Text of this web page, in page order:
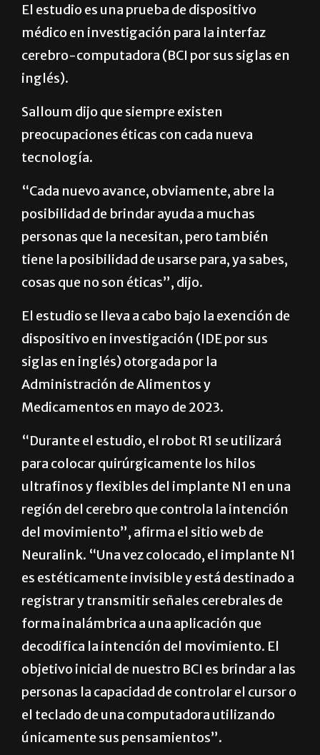
El estudio es una prueba de dispositivo
médico en investigación para la interfaz
cerebro-computadora (BCI por sus siglas en
inglés).
Salloum dijo que siempre existen
preocupaciones éticas con cada nueva
tecnología.
“Cada nuevo avance, obviamente, abre la
posibilidad de brindar ayuda a muchas
personas que la necesitan, pero también
tiene la posibilidad de usarse para, ya sabes,
cosas que no son éticas”, dijo.
El estudio se lleva a cabo bajo la exención de
dispositivo en investigación (IDE por sus
siglas en inglés) otorgada por la
Administración de Alimentos y
Medicamentos en mayo de 2023.
“Durante el estudio, el robot R1 se utilizará
para colocar quirúrgicamente los hilos
ultrafinos y flexibles del implante N1 en una
región del cerebro que controla la intención
del movimiento”, afirma el sitio web de
Neuralink. “Una vez colocado, el implante N1
es estéticamente invisible y está destinado a
registrar y transmitir señales cerebrales de
forma inalámbrica a una aplicación que
decodifica la intención del movimiento. El
objetivo inicial de nuestro BCI es brindar a las
personas la capacidad de controlar el cursor o
el teclado de una computadora utilizando
únicamente sus pensamientos”.